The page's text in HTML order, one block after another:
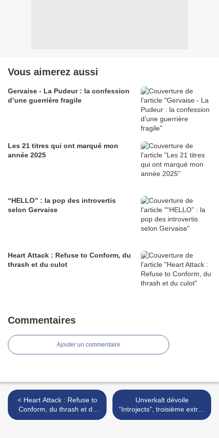
Vous aimerez aussi
Gervaise - La Pudeur : la confession
d’une guerrière fragile
Les 21 titres qui ont marqué mon
année 2025
“HELLO” : la pop des introvertis
selon Gervaise
Heart Attack : Refuse to Conform, du
thrash et du culot
Commentaires
Ajouter un commentaire
< Heart Attack : Refuse to
Conform, du thrash et du
culot
Unverkalt dévoile
“Introjects”, troisième extrait
de Héréditaire >